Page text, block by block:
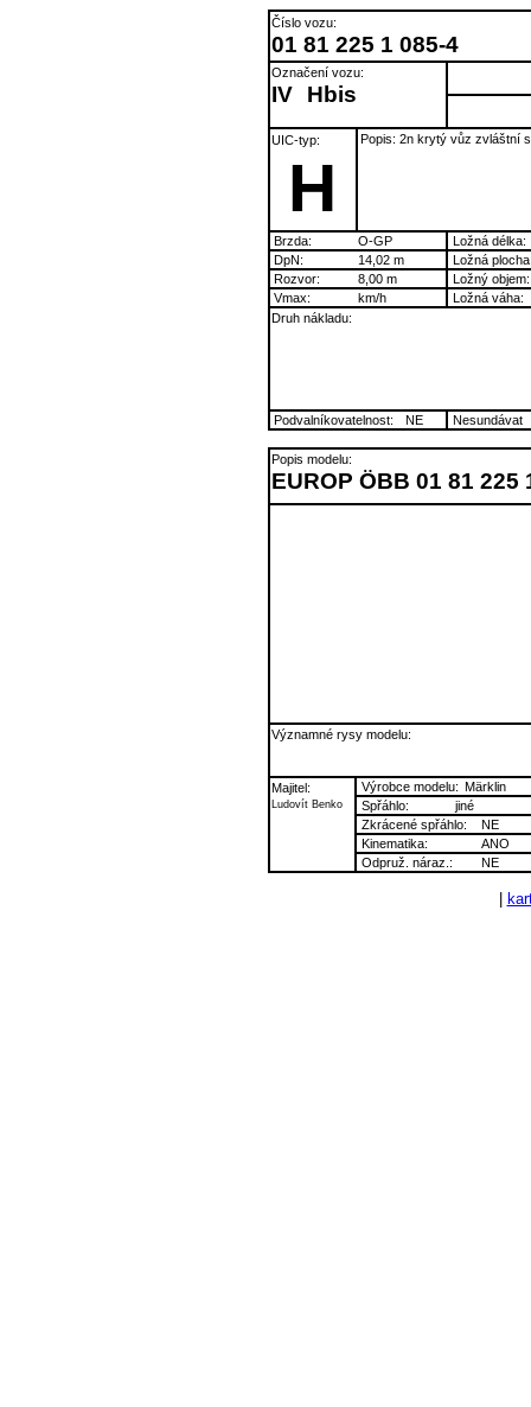
Číslo vozu:
01 81 225 1 085-4
Označení vozu:
IV Hbis
UIC-typ:
H
Popis: 2n krytý vůz zvláštní
Brzda: O-GP
Ložná délka:
DpN:
14,02 m
Ložná
Rozvor:
8,00 m
Ložný objem:
Vmax:
km/h
Ložná váha:
Druh nákladu:
Podvalníkovatelnost: NE Nesundávat
Popis modelu:
EUROP ÖBB 01 81 225
Významné rysy modelu:
Majitel:
Ludovít Benko
Výrobce modelu: Märklin
Spřáhlo:
jiné
Zkrácené spřáhlo:
NE
Kinematika:
ANO
Odpruž. náraz.:
NE